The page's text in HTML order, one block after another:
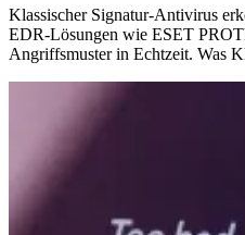
Klassischer Signatur-Antivirus
EDR-Lösungen wie ESET
Angriffsmuster in Echtzeit. Was